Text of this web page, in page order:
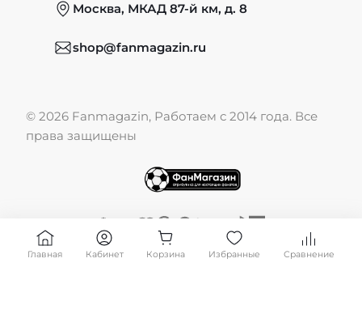
Обмен и возврат
Публичная оферта
Москва, МКАД 87-й км, д. 8
shop@fanmagazin.ru
© 2026 Fanmagazin, Работаем с 2014 года. Все
права защищены
Главная Кабинет Корзина Избранные Сравнение